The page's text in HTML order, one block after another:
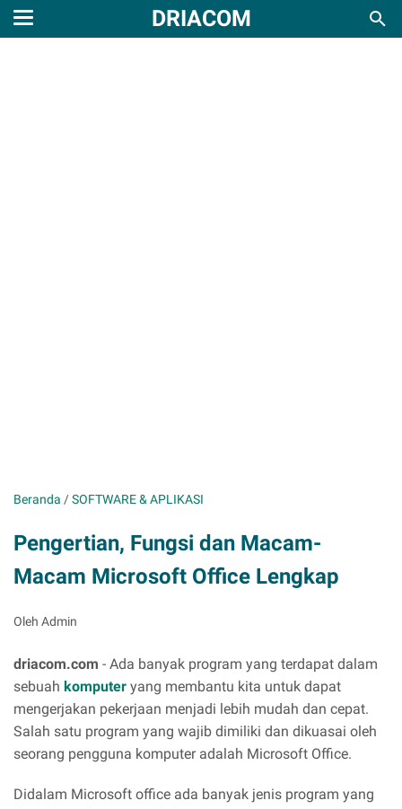
DRIACOM
Beranda /SOFTWARE & APLIKASI
Pengertian, Fungsi dan Macam-
Macam Microsoft Office Lengkap
Oleh Admin
driacom.com - Ada banyak program yang terdapat dalam
sebuah komputer yang membantu kita untuk dapat
mengerjakan pekerjaan menjadi lebih mudah dan cepat.
Salah satu program yang wajib dimiliki dan dikuasai oleh
seorang pengguna komputer adalah Microsoft Office.
Didalam Microsoft office ada banyak jenis program yang